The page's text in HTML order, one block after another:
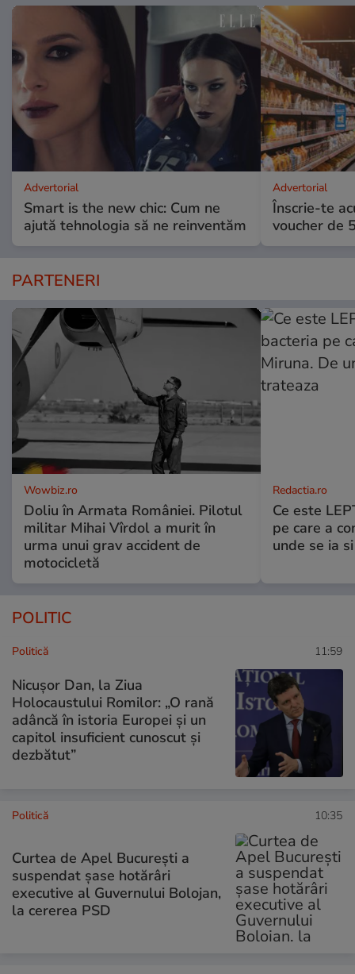
Advertorial
Smart is the new chic: Cum ne
ajută tehnologia să ne reinventăm
Advertorial
Înscrie-te
voucher de
PARTENERI
Wowbiz.ro
Doliu în Armata României. Pilotul
militar Mihai Vîrdol a murit în
urma unui grav accident de
motocicletă
Redactia.ro
Ce este
pe care a
unde se ia
POLITIC
Politică 11:59
Nicuşor Dan, la Ziua
Holocaustului Romilor: „O rană
adâncă în istoria Europei și un
capitol insuficient cunoscut și
dezbătut”
Politică 10:35
Curtea de Apel București a
suspendat șase hotărâri
executive al Guvernului Bolojan,
la cererea PSD